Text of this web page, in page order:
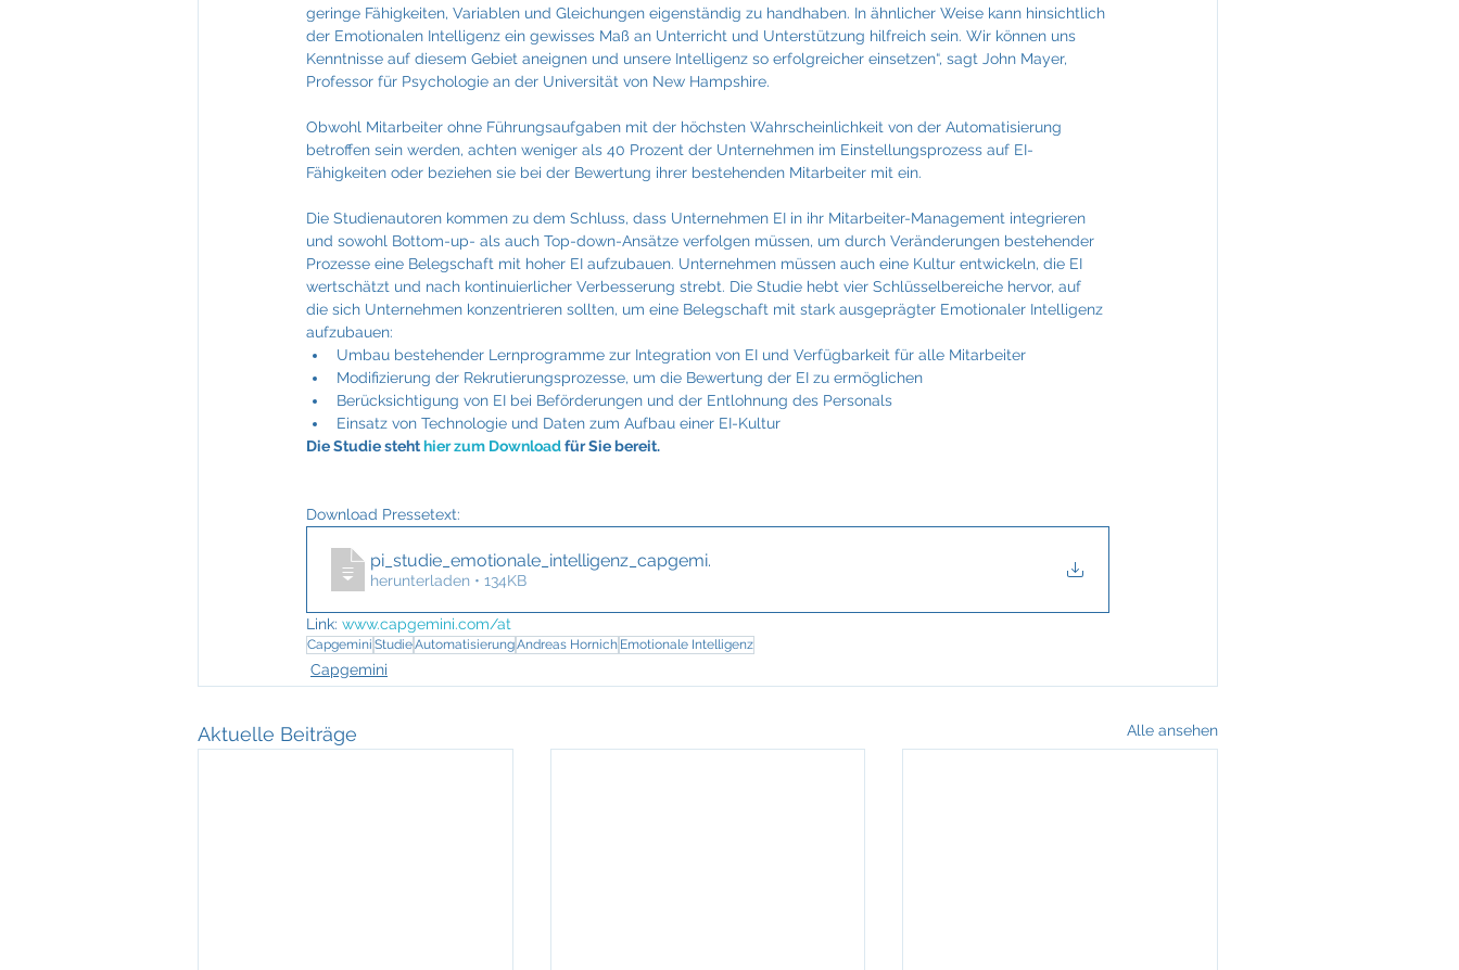
geringe Fähigkeiten, Variablen und Gleichungen eigenständig zu handhaben. In ähnlicher Weise kann hinsichtlich
der Emotionalen Intelligenz ein gewisses Maß an Unterricht und Unterstützung hilfreich sein. Wir können uns
Kenntnisse auf diesem Gebiet aneignen und unsere Intelligenz so erfolgreicher einsetzen“, sagt John Mayer,
Professor für Psychologie an der Universität von New Hampshire.
Obwohl Mitarbeiter ohne Führungsaufgaben mit der höchsten Wahrscheinlichkeit von der Automatisierung
betroffen sein werden, achten weniger als 40 Prozent der Unternehmen im Einstellungsprozess auf EI-
Fähigkeiten oder beziehen sie bei der Bewertung ihrer bestehenden Mitarbeiter mit ein.
Die Studienautoren kommen zu dem Schluss, dass Unternehmen EI in ihr Mitarbeiter-Management integrieren
und sowohl Bottom-up- als auch Top-down-Ansätze verfolgen müssen, um durch Veränderungen bestehender
Prozesse eine Belegschaft mit hoher EI aufzubauen. Unternehmen müssen auch eine Kultur entwickeln, die EI
wertschätzt und nach kontinuierlicher Verbesserung strebt. Die Studie hebt vier Schlüsselbereiche hervor, auf
die sich Unternehmen konzentrieren sollten, um eine Belegschaft mit stark ausgeprägter Emotionaler Intelligenz
aufzubauen:
Umbau bestehender Lernprogramme zur Integration von EI und Verfügbarkeit für alle Mitarbeiter
Modifizierung der Rekrutierungsprozesse, um die Bewertung der EI zu ermöglichen
Berücksichtigung von EI bei Beförderungen und der Entlohnung des Personals
Einsatz von Technologie und Daten zum Aufbau einer EI-Kultur
Die Studie steht hier zum Download für Sie bereit.
Download Pressetext:
pi_studie_emotionale_intelligenz_capgemi.
herunterladen • 134KB
Link: www.capgemini.com/at
Capgemini StudieAutomatisierungAndreas Hornich Emotionale Intelligenz
Capgemini
Aktuelle Beiträge Alle ansehen